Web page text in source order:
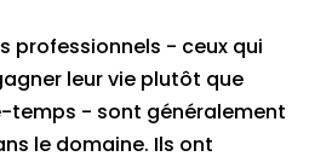
professionnels - ceux qui
leur vie plutôt que
temps - sont généralement
le domaine. Ils ont